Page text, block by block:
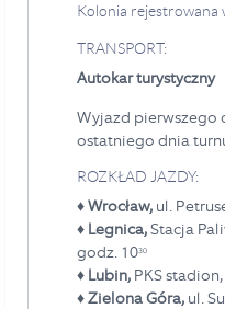
Kolonia
TRANSPORT:
Autokar turystyczny
Wyjazd pierwszego
ostatniego dnia
ROZKŁAD JAZDY:
♦ Wrocław, ul.
♦ Legnica,Stacja
godz. 1030
♦ Lubin, PKS
♦ Zielona Góra, ul.